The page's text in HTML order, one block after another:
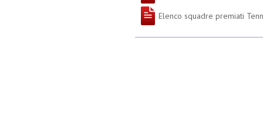
Elenco squadre premiati